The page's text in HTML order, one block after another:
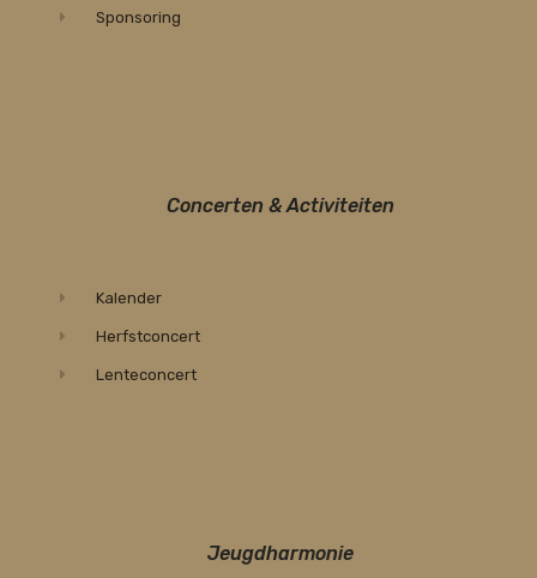
Sponsoring
Concerten & Activiteiten
Kalender
Herfstconcert
Lenteconcert
Jeugdharmonie